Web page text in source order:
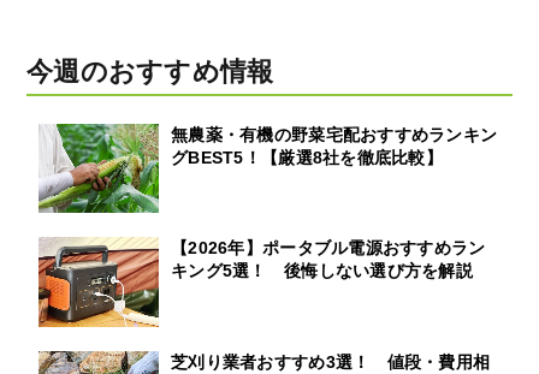
今週のおすすめ情報
無農薬・有機の野菜宅配おすすめランキン
グBEST5！【厳選8社を徹底比較】
【2026年】ポータブル電源おすすめラン
キング5選！ 後悔しない選び方を解説
芝刈り業者おすすめ3選！ 値段・費用相